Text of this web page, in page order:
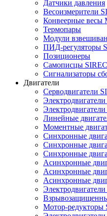
Датчики давления
Весоизмерители
Конвеерные весы
Термопары
Модули
ПИД-регуляторы
Позиционеры
Самописцы SIREC
Сигнализаторы
Двигатели
Серводвигатели
Линейные
Моментные
Синхронные
Синхронные
Синхронные
Асинхронные
Асинхронные
Асинхронные
Мотор-редукторы